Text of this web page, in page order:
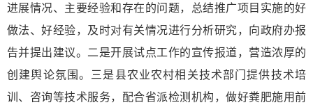
进展情况、主要经验和存在的问题，总结推广项目实施的好
做法、好经验，及时对有关情况进行分析研究，向政府办报
告并提出建议。二是开展试点工作的宣传报道，营造浓厚的
创建舆论氛围。三是县农业农村相关技术部门提供技术培
训、咨询等技术服务，配合省派检测机构，做好粪肥施用前